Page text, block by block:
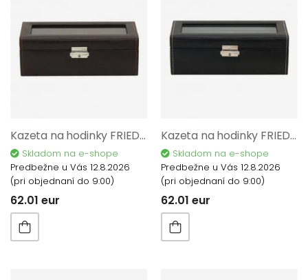
Kazeta na hodinky FRIEDRICH LEDERWAREN Bond 20086-3
Skladom na e-shope
Predbežne u Vás 12.8.2026
(pri objednaní do 9:00)
62.01 eur
Kazeta na hodinky FRIEDRICH LEDERWAREN Bond 20086-2
Skladom na e-shope
Predbežne u Vás 12.8.2026
(pri objednaní do 9:00)
62.01 eur